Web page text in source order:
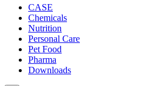
CASE
Chemicals
Nutrition
Personal Care
Pet Food
Pharma
Downloads